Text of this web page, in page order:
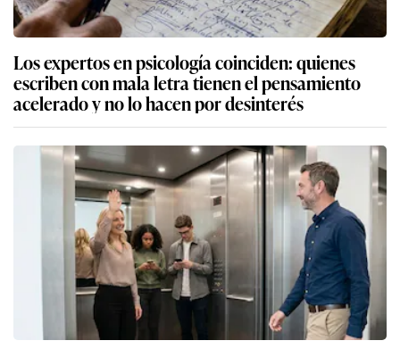
Los expertos en psicología coinciden: quienes
escriben con mala letra tienen el pensamiento
acelerado y no lo hacen por desinterés